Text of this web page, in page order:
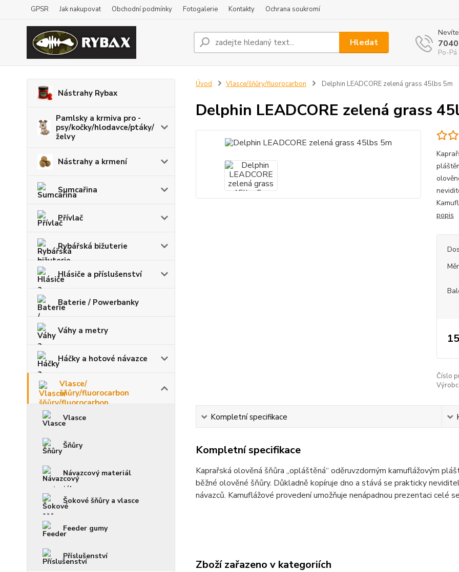
GPSR Jak nakupovat Obchodní podmínky Fotogalerie Kontakty Ochrana soukromí
Hledat
Po-
Nástrahy Rybax
Pamlsky a krmiva pro -
psy/kočky/hlodavce/ptáky/
želvy
Nástrahy a krmení
Sumcařina
Přívlač
Rybářská bižuterie
Hlásiče a příslušenství
Baterie / Powerbanky
Váhy a metry
Háčky a hotové návazce
Vlasce/
šňůry/fluorocarbon
Vlasce
Šňůry
Návazcový materiál
Šokové šňůry a vlasce
Feeder gumy
Příslušenství
Úvod Vlasce/šňůry/fluorocarbon Delphin LEADCORE zelená grass 45lbs 5m
Delphin LEADCORE zelená grass
popis
Číslo
Kompletní specifikace
Kompletní specifikace
Kaprařská olověná šňůra „opláštěná“ oděruvzdorným kamuflážovým
běžné olověné šňůry. Důkladně kopíruje dno a stává se prakticky
návazců. Kamuflážové provedení umožňuje nenápadnou prezentaci celé
Zboží zařazeno v kategoriích